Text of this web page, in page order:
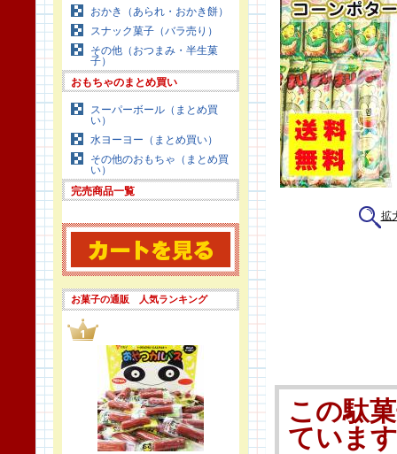
おかき（あられ・おかき餅）
スナック菓子（バラ売り）
その他（おつまみ・半生菓
子）
おもちゃのまとめ買い
スーパーボール（まとめ買
い）
水ヨーヨー（まとめ買い）
その他のおもちゃ（まとめ買
い）
完売商品一覧
お菓子の通販 人気ランキング
拡
この駄
ていま